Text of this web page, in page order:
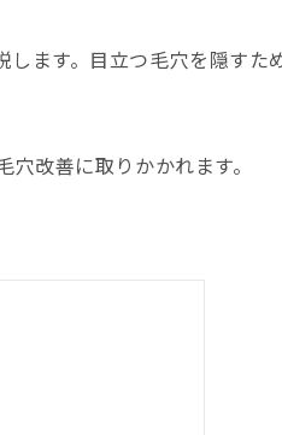
ます。目立つ毛穴を隠すた
改善に取りかかれます。